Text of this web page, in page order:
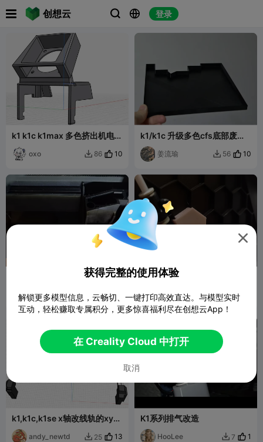
创想云   登录
 
k1 k1c k1max 多色挤出机电机
带温控散热支架
oxo  86 10
k1/k1c 升级多色cfs底部废料
篓
姜流瑜  56 10
SUIE 12
K1C断料检测线盖
SUIE  6
k1,k1c,k1se x轴改线轨的xy结
合件
andy_newtd  25 13
K1系列排气改造
HooLee  7 1

获得完整的使用体验
解锁更多模型信息，云畅切、一键打印高效直达。与模型实时
互动，轻松赚取专属积分，更多惊喜福利尽在创想云App！
在 Creality Cloud 中打开
取消